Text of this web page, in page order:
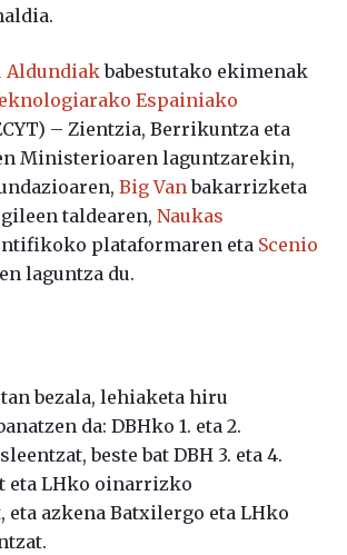
Aldundiakbabestutako ekimenak
Espainiako
– Zientzia, Berrikuntza eta
Ministerioaren laguntzarekin,
Big Vanbakarrizketa
taldearen, Naukas
plataformaren eta Scenio
laguntza du.
bezala, lehiaketa hiru
da: DBHko 1. eta 2.
beste bat DBH 3. eta 4.
eta LHko oinarrizko
azkena Batxilergo eta LHko